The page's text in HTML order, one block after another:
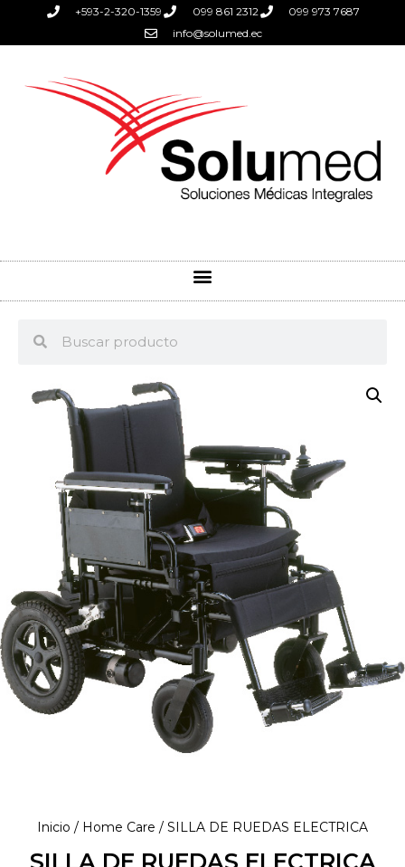
+593-2-320-1359 099 861 2312
099 973 7687
info@solumed.ec
Inicio / Home Care / SILLA DE RUEDAS ELECTRICA
SILLA DE RUEDAS ELECTRICA